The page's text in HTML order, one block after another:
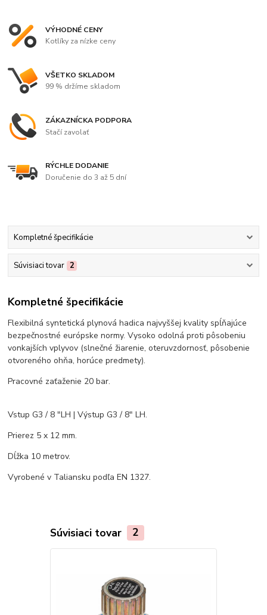
VÝHODNÉ CENY
Kotlíky za nízke ceny
VŠETKO SKLADOM
99 % držíme skladom
ZÁKAZNÍCKA PODPORA
Stačí zavolať
RÝCHLE DODANIE
Doručenie do 3 až 5 dní
Kompletné špecifikácie
Súvisiaci tovar 2
Kompletné špecifikácie
Flexibilná syntetická plynová hadica najvyššej kvality spĺňajúce
bezpečnostné európske normy. Vysoko odolná proti pôsobeniu
vonkajších vplyvov (slnečné žiarenie, oteruvzdornosť, pôsobenie
otvoreného ohňa, horúce predmety).
Pracovné zaťaženie 20 bar.
Vstup G3 / 8 "LH | Výstup G3 / 8" LH.
Prierez 5 x 12 mm.
Dĺžka 10 metrov.
Vyrobené v Taliansku podľa EN 1327.
Súvisiaci tovar 2